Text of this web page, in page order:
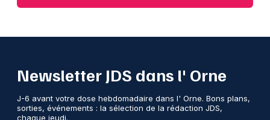
Newsletter JDS dans l' Orne
J-6 avant votre dose hebdomadaire dans l' Orne. Bons plans,
sorties, événements : la sélection de la rédaction JDS,
chaque jeudi.